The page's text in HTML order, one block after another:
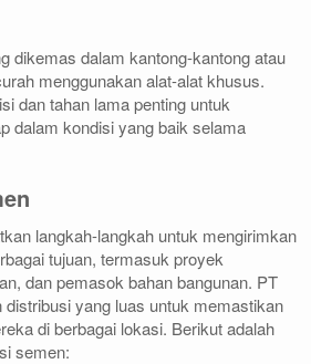
dikemas dalam kantong-kantong atau
menggunakan alat-alat khusus.
dan tahan lama penting untuk
dalam kondisi yang baik selama
langkah-langkah untuk mengirimkan
tujuan, termasuk proyek
dan pemasok bahan bangunan. PT
yang luas untuk memastikan
di berbagai lokasi. Berikut adalah
semen: